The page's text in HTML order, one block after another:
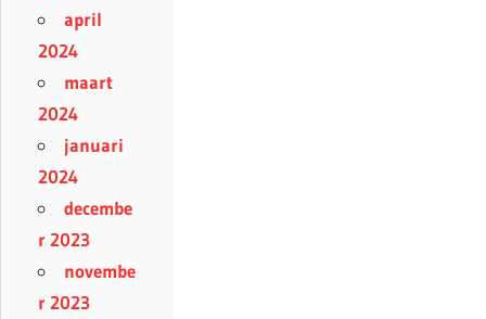
april
2024
maart
2024
januari
2024
decembe
r 2023
novembe
r 2023